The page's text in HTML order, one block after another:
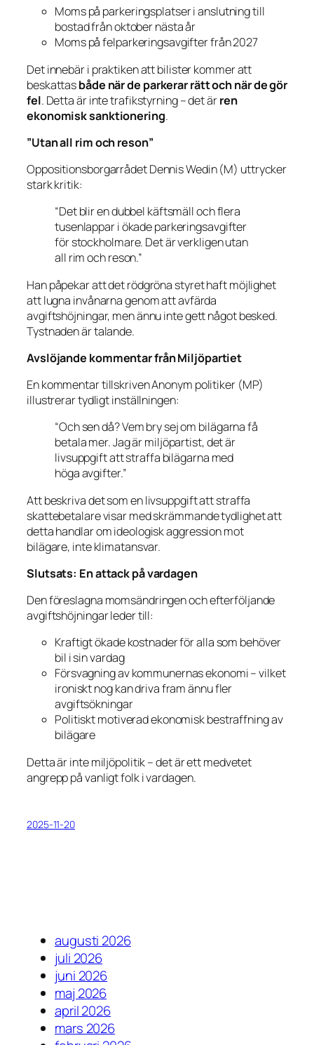
Moms på parkeringsplatser i anslutning till
bostad från oktober nästa år
Moms på felparkeringsavgifter från 2027
Det innebär i praktiken att bilister kommer att
beskattasbåde när de parkerar rätt och när de gör
fel. Detta är inte trafikstyrning – det ärren
ekonomisk sanktionering.
”Utan all rim och reson”
OppositionsborgarrådetDennis Wedin (M) uttrycker
stark kritik:
“Det blir en dubbel käftsmäll och flera
tusenlappar i ökade parkeringsavgifter
för stockholmare. Det är verkligen utan
all rim och reson.”
Han påpekar att det rödgröna styret haft möjlighet
att lugna invånarna genom att avfärda
avgiftshöjningar, men ännu inte gett något besked.
Tystnaden är talande.
Avslöjande kommentar från Miljöpartiet
En kommentar tillskriven Anonym politiker (MP)
illustrerar tydligt inställningen:
“Och sen då? Vem bry sej om bilägarna få
betala mer. Jag är miljöpartist, det är
livsuppgift att straffa bilägarna med
högaavgifter.”
Att beskriva det som enlivsuppgift att straffa
skattebetalare visar med skrämmande tydlighet att
detta handlar om ideologisk aggression mot
bilägare, inte klimatansvar.
Slutsats: En attack på vardagen
Den föreslagna momsändringen och efterföljande
avgiftshöjningar leder till:
Kraftigt ökade kostnader för alla som behöver
bil i sin vardag
Försvagning av kommunernas ekonomi – vilket
ironiskt nog kan driva fram ännu fler
avgiftsökningar
Politiskt motiverad ekonomisk bestraffning av
bilägare
Detta är inte miljöpolitik – det är ett medvetet
angrepp på vanligt folk i vardagen.
2025-11-20
augusti 2026
juli 2026
juni 2026
maj 2026
april 2026
mars 2026